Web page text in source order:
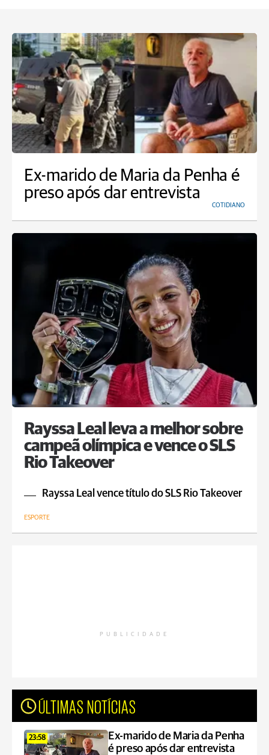
Ex-marido de Maria da Penha é
preso após dar entrevista
COTIDIANO
Rayssa Leal leva a melhor sobre
campeã olímpica e vence o SLS
Rio Takeover
Rayssa Leal vence título do SLS Rio Takeover
ESPORTE
PUBLICIDADE
ÚLTIMAS NOTÍCIAS
23:58
Ex-marido de Maria da Penha
é preso após dar entrevista